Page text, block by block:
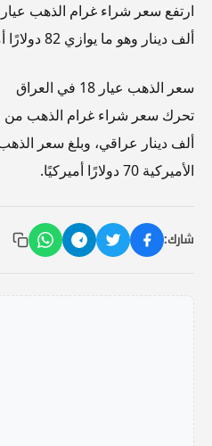
ألف دينار وهو ما يوازي 82 دولارًا أميركيا.
سعر الذهب عيار 18 في العراق
ألف دينار عراقي، وبلغ سعر
الأميركية 70 دولارًا أميركيًا.
شارك: